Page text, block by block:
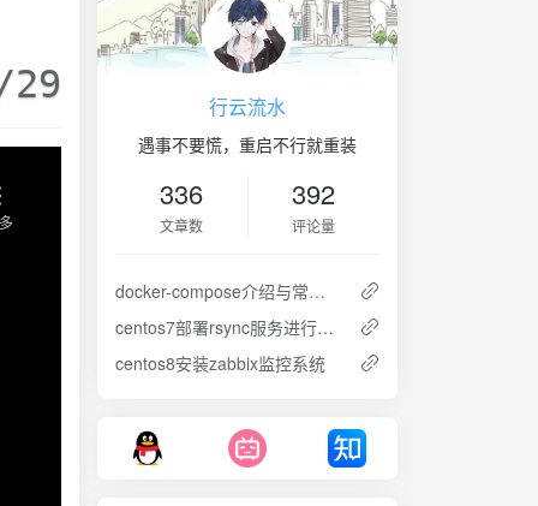
29 行云流水
遇事不要慌，重启不行就重装
336
文章数
392
评论量
docker-compose介绍与常用示例
centos7部署rsync服务进行数据同步
centos8安装zabbix监控系统